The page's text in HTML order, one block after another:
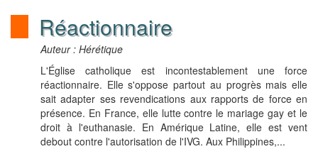
Réactionnaire
Auteur : Hérétique
L'Église catholique est incontestablement une force
réactionnaire. Elle s'oppose partout au progrès mais elle
sait adapter ses revendications aux rapports de force en
présence. En France, elle lutte contre le mariage gay et le
droit à l'euthanasie. En Amérique Latine, elle est vent
debout contre l'autorisation de l'IVG. Aux Philippines,...